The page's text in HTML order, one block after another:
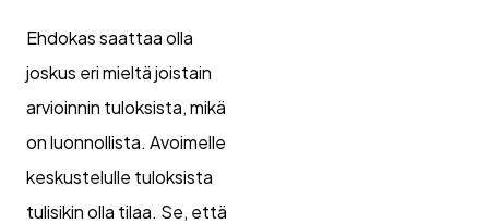
Ehdokas saattaa olla
joskus eri mieltä joistain
arvioinnin tuloksista, mikä
on luonnollista. Avoimelle
keskustelulle tuloksista
tulisikin olla tilaa. Se, että